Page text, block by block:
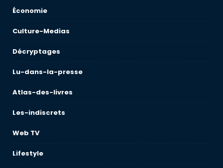
Économie
Culture-Medias
Décryptages
Lu-dans-la-presse
Atlas-des-livres
Les-indiscrets
Web TV
Lifestyle